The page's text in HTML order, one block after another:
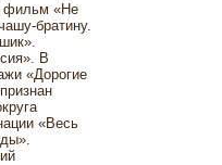
фильм «Не
братину.
В
«Дорогие
«Весь